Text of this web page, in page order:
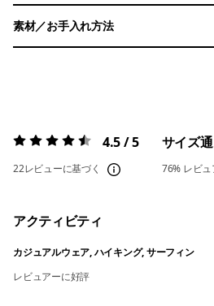
素材／お手入れ方法
評価:4.5 / 5 4.5 / 5
22レビューに基づく
サイズ通
76% レビ
アクティビティ
カジュアルウェア, ハイキング, サーフィン
レビュアーに好評